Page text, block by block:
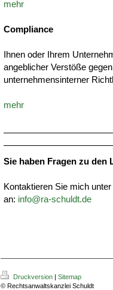
mehr
Compliance
Ihnen oder Ihrem
angeblicher Verstöße
unternehmensinterner
mehr
Sie haben Fragen zu den
Kontaktieren Sie mich
an: info@ra-schuldt.de
Druckversion | Sitemap
© Rechtsanwaltskanzlei Schuldt